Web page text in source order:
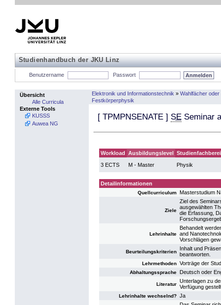
Studienhandbuch der JKU Linz
Benutzername Passwort
Übersicht
Alle Curricula
Externe Tools
KUSSS
Auwea NG
Elektronik und Informationstechnik » Wahlfächer
Festkörperphysik
[ TPMPNSENATE ] SE Seminar
Workload Ausbildungslevel
3 ECTS
M - Master Physik
Detailinformationen
Quellcurriculum Masterstudium
Ziele
Ziel des
ausgewählten
die Erfassung,
Lehrinhalte
Behandelt
and
Vorschlägen
Beurteilungskriterien
Inhalt und
beantworten.
Lehrmethoden Vorträge der
Abhaltungssprache Deutsch oder
Literatur
Unterlagen zu
Verfügung
Lehrinhalte wechselnd? Ja